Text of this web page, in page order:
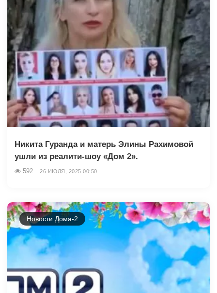
Никита Гуранда и матерь Элины Рахимовой
ушли из реалити-шоу «Дом 2».
592 26 ИЮЛЯ, 2025 00:50
Новости Дома-2